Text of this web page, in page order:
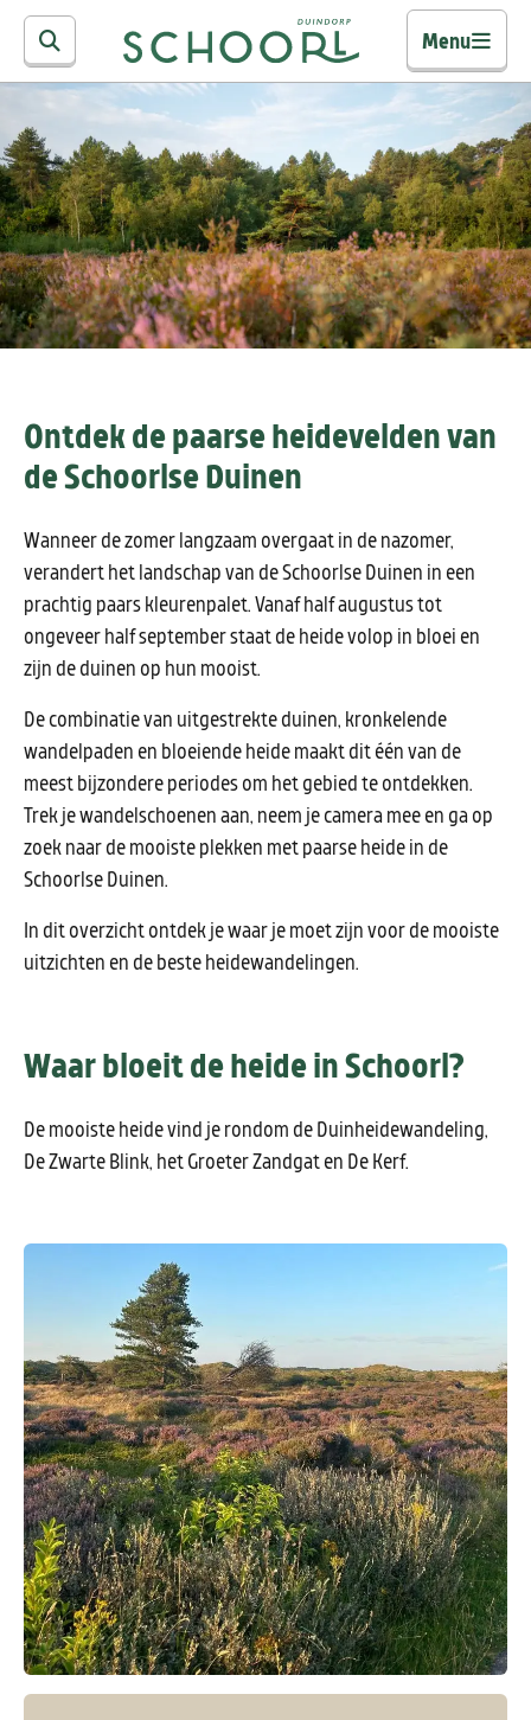
Menu
Ontdek de paarse heidevelden van
de Schoorlse Duinen
Wanneer de zomer langzaam overgaat in de nazomer,
verandert het landschap van de Schoorlse Duinen in een
prachtig paars kleurenpalet. Vanaf half augustus tot
ongeveer half september staat de heide volop in bloei en
zijn de duinen op hun mooist.
De combinatie van uitgestrekte duinen, kronkelende
wandelpaden en bloeiende heide maakt dit één van de
meest bijzondere periodes om het gebied te ontdekken.
Trek je wandelschoenen aan, neem je camera mee en ga op
zoek naar de mooiste plekken met paarse heide in de
Schoorlse Duinen.
In dit overzicht ontdek je waar je moet zijn voor de mooiste
uitzichten en de beste heidewandelingen.
Waar bloeit de heide in Schoorl?
De mooiste heide vind je rondom de Duinheidewandeling,
De Zwarte Blink, het Groeter Zandgat en De Kerf.